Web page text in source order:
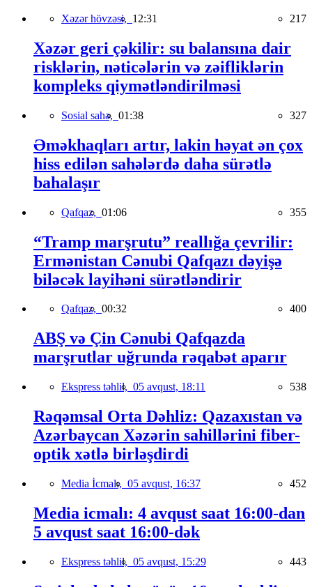
Xəzər hövzəsi, 12:31 217
Xəzər geri çəkilir: su balansına dair
risklərin, nəticələrin və zəifliklərin
kompleks qiymətləndirilməsi
Sosial sahə, 01:38 327
Əməkhaqları artır, lakin həyat ən çox
hiss edilən sahələrdə daha sürətlə
bahalaşır
Qafqaz, 01:06 355
“Tramp marşrutu” reallığa çevrilir:
Ermənistan Cənubi Qafqazı dəyişə
biləcək layihəni sürətləndirir
Qafqaz, 00:32 400
ABŞ və Çin Cənubi Qafqazda
marşrutlar uğrunda rəqabət aparır
Ekspress təhlil, 05 avqust, 18:11 538
Rəqəmsal Orta Dəhliz: Qazaxıstan və
Azərbaycan Xəzərin sahillərini fiber-
optik xətlə birləşdirdi
Media İcmalı, 05 avqust, 16:37 452
Media icmalı: 4 avqust saat 16:00-dan
5 avqust saat 16:00-dək
Ekspress təhlil, 05 avqust, 15:29 443